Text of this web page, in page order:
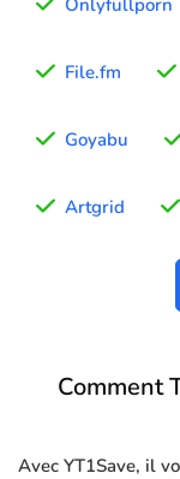
Onlyfullporn
File.fm
Goyabu
Artgrid
Comment
Avec YT1Save, il